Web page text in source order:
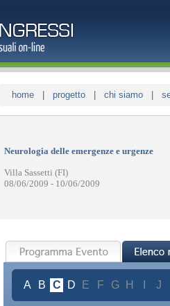
home progetto chi siamo
Neurologia delle emergenze e urgenze
Villa Sassetti (FI)
08/06/2009 - 10/06/2009
A B C D E F G H J